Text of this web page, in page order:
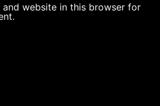
and website in this browser for